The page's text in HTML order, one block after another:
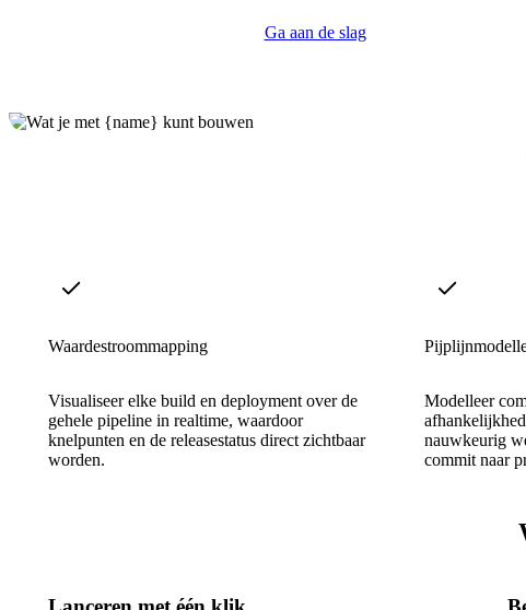
Ga aan de slag
Waardestroommapping
Visualiseer elke build en deployment over de
gehele pipeline in realtime, waardoor
knelpunten en de releasestatus direct zichtbaar
worden.
Modelleer
nauwkeurig
commit naar